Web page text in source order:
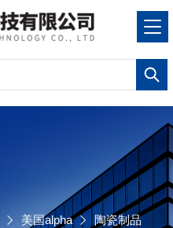
美国alpha
陶瓷制品